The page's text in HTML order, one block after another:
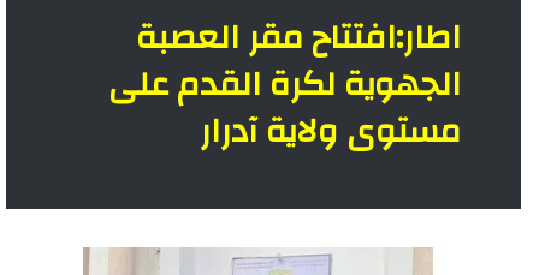
اطار:افتتاح مقر العصبة
الجهوية لكرة القدم على
مستوى ولاية آدرار